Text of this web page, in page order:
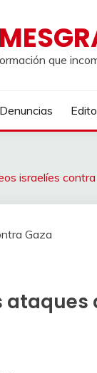
que
Denuncias
israelíes
ataques